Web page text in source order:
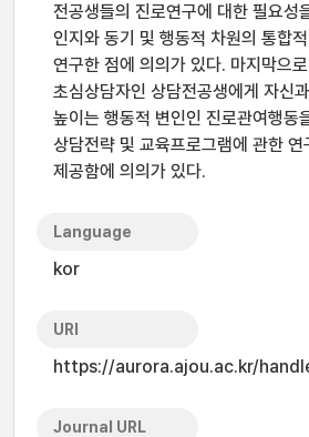
전공생들의 진로연구에 대한 필요성
인지와 동기 및 행동적 차원의 통합
연구한 점에 의의가 있다. 마지막으로
초심상담자인 상담전공생에게 자신
높이는 행동적 변인인 진로관여행동
상담전략 및 교육프로그램에 관한 연
제공함에 의의가 있다.
Language
kor
URI
https://aurora.ajou.ac.kr/
Journal URL